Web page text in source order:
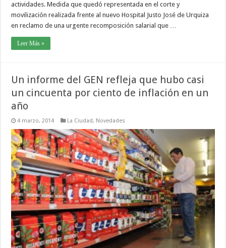
actividades. Medida que quedó representada en el corte y
movilización realizada frente al nuevo Hospital Justo José de Urquiza
en reclamo de una urgente recomposición salarial que …
Leer Más »
Un informe del GEN refleja que hubo casi
un cincuenta por ciento de inflación en un
año
4 marzo, 2014 La Ciudad, Novedades